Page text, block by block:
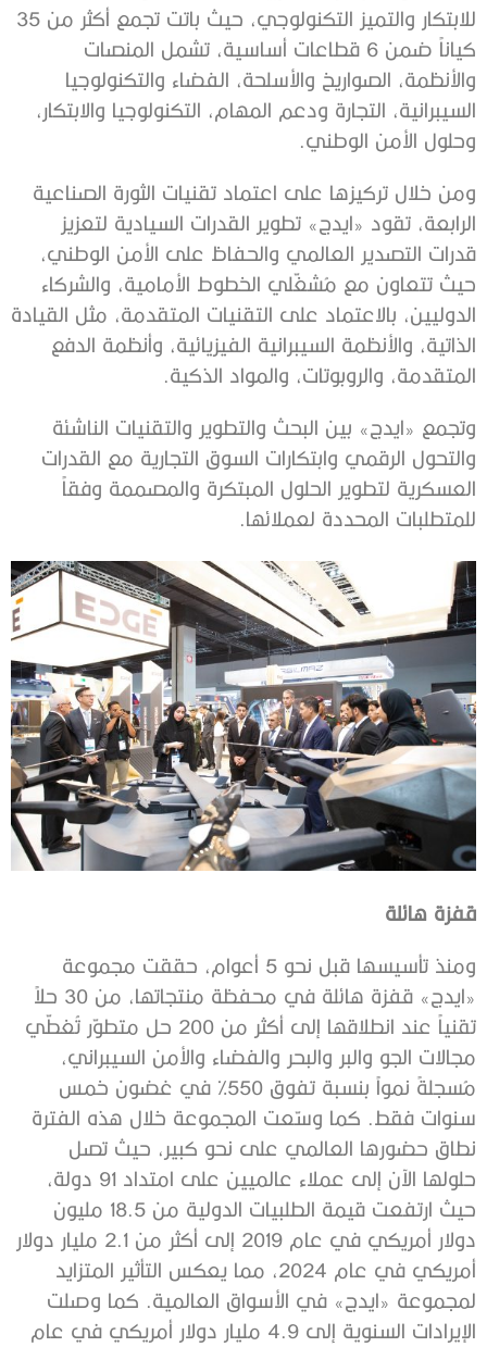
للابتكار والتميز التكنولوجي، حيث باتت تجمع أكثر من 35
كياناً ضمن 6 قطاعات أساسية، تشمل المنصات
والأنظمة، الصواريخ والأسلحة، الفضاء والتكنولوجيا
السيبرانية، التجارة ودعم المهام، التكنولوجيا والابتكار،
وحلول الأمن الوطني.
ومن خلال تركيزها على اعتماد تقنيات الثورة الصناعية
الرابعة، تقود «ايدج» تطوير القدرات السيادية لتعزيز
قدرات التصدير العالمي والحفاظ على الأمن الوطني،
حيث تتعاون مع مُشغّلي الخطوط الأمامية، والشركاء
الدوليين، بالاعتماد على التقنيات المتقدمة، مثل القيادة
الذاتية، والأنظمة السيبرانية الفيزيائية، وأنظمة الدفع
المتقدمة، والروبوتات، والمواد الذكية.
وتجمع «ايدج» بين البحث والتطوير والتقنيات الناشئة
والتحول الرقمي وابتكارات السوق التجارية مع القدرات
العسكرية لتطوير الحلول المبتكرة والمصممة وفقاً
للمتطلبات المحددة لعملائها.
قفزة هائلة
ومنذ تأسيسها قبل نحو 5 أعوام، حققت مجموعة
«ايدج» قفزة هائلة في محفظة منتجاتها، من 30 حلاً
تقنياً عند انطلاقها إلى أكثر من 200 حل متطوّر تُغطّي
مجالات الجو والبر والبحر والفضاء والأمن السيبراني،
مُسجلةً نمواً بنسبة تفوق 550% في غضون خمس
سنوات فقط. كما وسّعت المجموعة خلال هذه الفترة
نطاق حضورها العالمي على نحو كبير، حيث تصل
حلولها الآن إلى عملاء عالميين على امتداد 91 دولة،
حيث ارتفعت قيمة الطلبيات الدولية من 18.5 مليون
دولار أمريكي في عام 2019 إلى أكثر من 2.1 مليار دولار
أمريكي في عام 2024، مما يعكس التأثير المتزايد
لمجموعة «ايدج» في الأسواق العالمية. كما وصلت
الإيرادات السنوية إلى 4.9 مليار دولار أمريكي في عام